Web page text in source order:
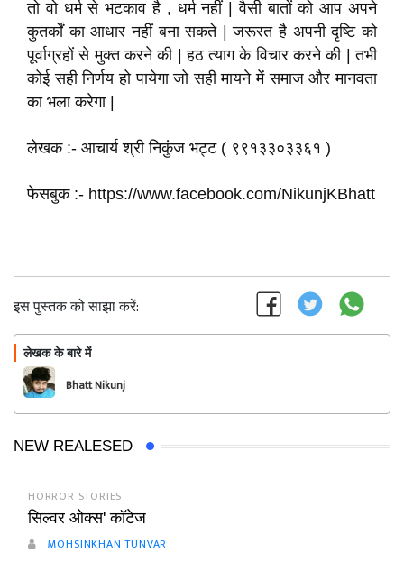
तो वो धर्म से भटकाव है , धर्म नहीं | वैसी बातों को आप अपने
कुतर्कों का आधार नहीं बना सकते | जरूरत है अपनी दृष्टि को
पूर्वाग्रहों से मुक्त करने की | हठ त्याग के विचार करने की | तभी
कोई सही निर्णय हो पायेगा जो सही मायने में समाज और मानवता
का भला करेगा |
लेखक :- आचार्य श्री निकुंज भट्ट ( ९९१३३०३३६१ )
फेसबुक :- https://www.facebook.com/NikunjKBhatt
इस पुस्तक को साझा करें:
लेखक के बारे में
Bhatt Nikunj
NEW REALESED
HORROR STORIES
सिल्वर ओक्स' कॉटेज
MOHSINKHAN TUNVAR